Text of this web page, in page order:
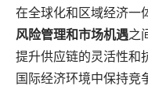
在全球化和区域经济一
风险管理和市场机遇之
提升供应链的灵活性和
国际经济环境中保持竞